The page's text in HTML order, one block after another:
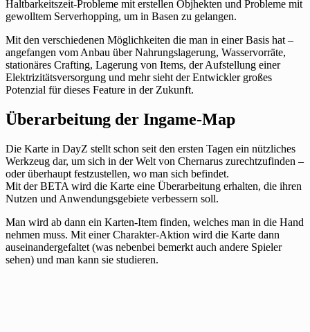
Haltbarkeitszeit-Probleme mit erstellen Objhekten und Probleme mit
gewolltem Serverhopping, um in Basen zu gelangen.
Mit den verschiedenen Möglichkeiten die man in einer Basis hat –
angefangen vom Anbau über Nahrungslagerung, Wasservorräte,
stationäres Crafting, Lagerung von Items, der Aufstellung einer
Elektrizitätsversorgung und mehr sieht der Entwickler großes
Potenzial für dieses Feature in der Zukunft.
Überarbeitung der Ingame-Map
Die Karte in DayZ stellt schon seit den ersten Tagen ein nützliches
Werkzeug dar, um sich in der Welt von Chernarus zurechtzufinden –
oder überhaupt festzustellen, wo man sich befindet.
Mit der BETA wird die Karte eine Überarbeitung erhalten, die ihren
Nutzen und Anwendungsgebiete verbessern soll.
Man wird ab dann ein Karten-Item finden, welches man in die Hand
nehmen muss. Mit einer Charakter-Aktion wird die Karte dann
auseinandergefaltet (was nebenbei bemerkt auch andere Spieler
sehen) und man kann sie studieren.